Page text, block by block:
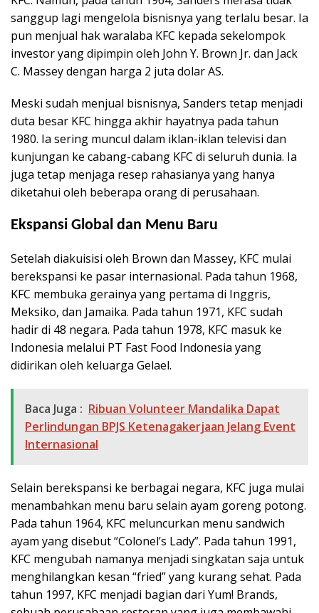
sanggup lagi mengelola bisnisnya yang terlalu besar. Ia
pun menjual hak waralaba KFC kepada sekelompok
investor yang dipimpin oleh John Y. Brown Jr. dan Jack
C. Massey dengan harga 2 juta dolar AS.
Meski sudah menjual bisnisnya, Sanders tetap menjadi
duta besar KFC hingga akhir hayatnya pada tahun
1980. Ia sering muncul dalam iklan-iklan televisi dan
kunjungan ke cabang-cabang KFC di seluruh dunia. Ia
juga tetap menjaga resep rahasianya yang hanya
diketahui oleh beberapa orang di perusahaan.
Ekspansi Global dan Menu Baru
Setelah diakuisisi oleh Brown dan Massey, KFC mulai
berekspansi ke pasar internasional. Pada tahun 1968,
KFC membuka gerainya yang pertama di Inggris,
Meksiko, dan Jamaika. Pada tahun 1971, KFC sudah
hadir di 48 negara. Pada tahun 1978, KFC masuk ke
Indonesia melalui PT Fast Food Indonesia yang
didirikan oleh keluarga Gelael.
Baca Juga : Ribuan Volunteer Mandalika Dapat
Perlindungan BPJS Ketenagakerjaan Jelang Event
Internasional
Selain berekspansi ke berbagai negara, KFC juga mulai
menambahkan menu baru selain ayam goreng potong.
Pada tahun 1964, KFC meluncurkan menu sandwich
ayam yang disebut “Colonel’s Lady”. Pada tahun 1991,
KFC mengubah namanya menjadi singkatan saja untuk
menghilangkan kesan “fried” yang kurang sehat. Pada
tahun 1997, KFC menjadi bagian dari Yum! Brands,